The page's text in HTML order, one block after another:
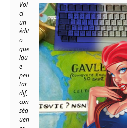
Voi
ci
un
édit
o
que
lqu
e
peu
tar
dif,
con
séq
uen